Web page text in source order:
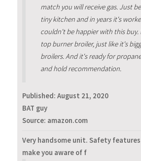
match you will receive gas. Just
tiny kitchen and in years it's
couldn't be happier with this buy.
top burner broiler, just like it's
broilers. And it's ready for
and hold recommendation.
Published: August 21, 2020
BAT guy
Source: amazon.com
Very handsome unit. Safety
make you aware of f